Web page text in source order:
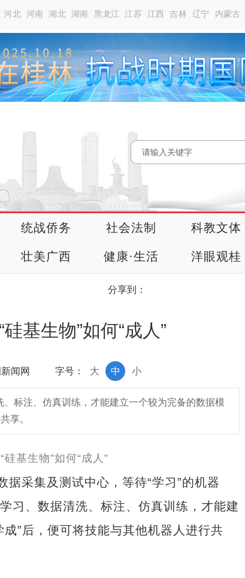
河北 河南 湖北 湖南 黑龙江 江苏 江西 吉林 辽宁 内蒙古
统战侨务 社会法制 科教文体
壮美广西 健康·生活 洋眼观桂
分享到：
基生物”如何“成人”
闻网 字号： 小
中
大
标注、仿真训练，才能建立一个较为完备的数据模
享。
采集及测试中心，等待“学习”的机器
习、数据清洗、标注、仿真训练，才能建
”后，便可将技能与其他机器人进行共